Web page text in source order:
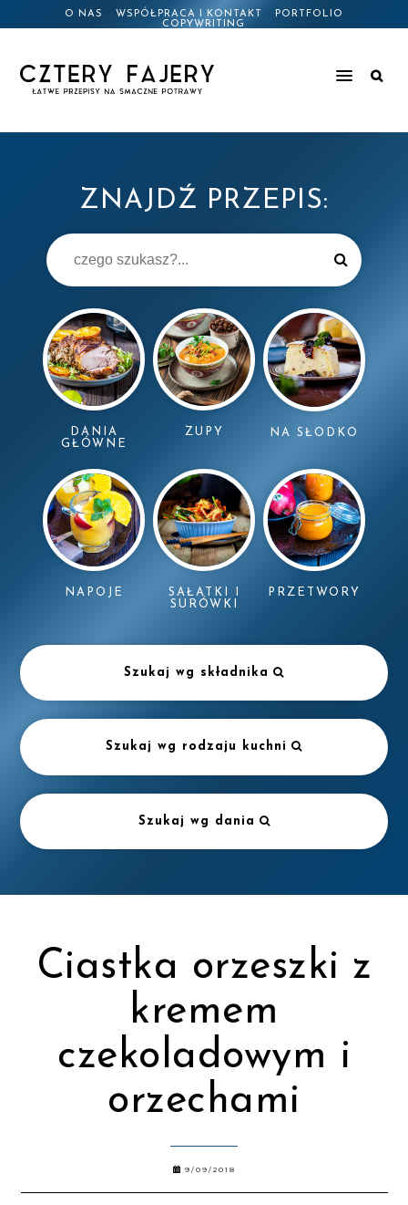
O NAS WSPÓŁPRACA I KONTAKT
PORTFOLIO
COPYWRITING
ZNAJDŹ PRZEPIS:
DANIA
GŁÓWNE
ZUPY NA SŁODKO
NAPOJE
SAŁATKI I
SURÓWKI
PRZETWORY
Szukaj wg składnika
Szukaj wg rodzaju kuchni
Szukaj wg dania
Ciastka orzeszki z
kremem
czekoladowym i
orzechami
9/09/2018